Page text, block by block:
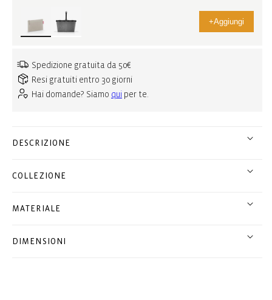
+Aggiungi
Spedizione gratuita da 50€
Resi gratuiti entro 30 giorni
Hai domande? Siamo qui per te.
DESCRIZIONE
COLLEZIONE
MATERIALE
DIMENSIONI